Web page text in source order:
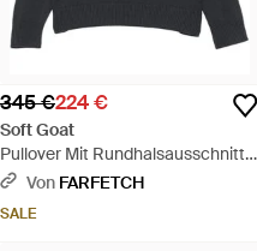
345 €224 €
Soft Goat
Pullover Mit Rundhalsausschnitt -
Schwarz
Von FARFETCH
SALE